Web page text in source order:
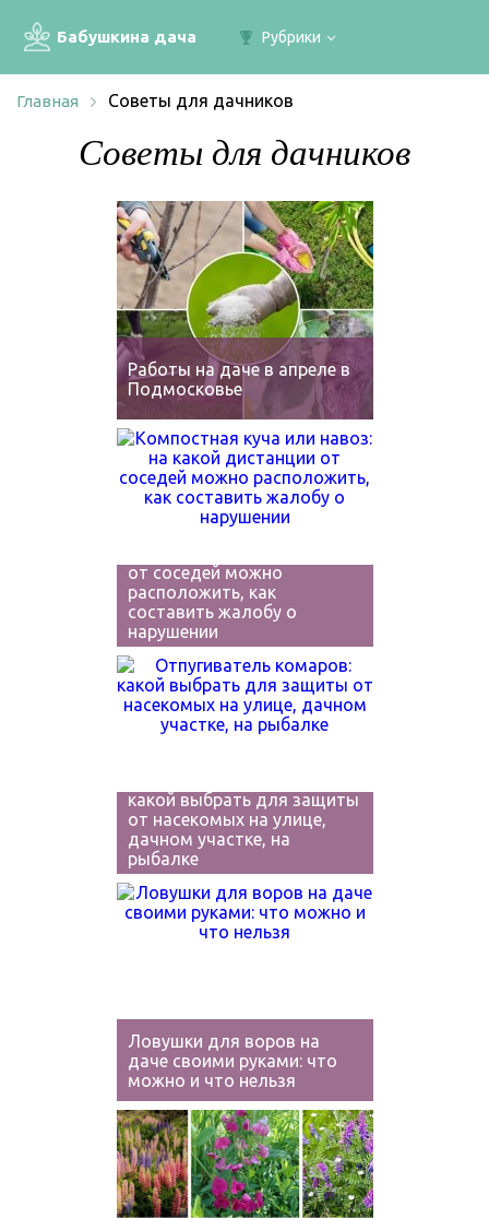
Бабушкина дача Рубрики
Главная Советы для дачников
Советы для дачников
Работы на даче в апреле в
Подмосковье
Компостная куча или
от соседей можно
расположить, как
составить жалобу о
нарушении
какой выбрать для защиты
от насекомых на улице,
дачном участке, на
рыбалке
Ловушки для воров на
даче своими руками: что
можно и что нельзя